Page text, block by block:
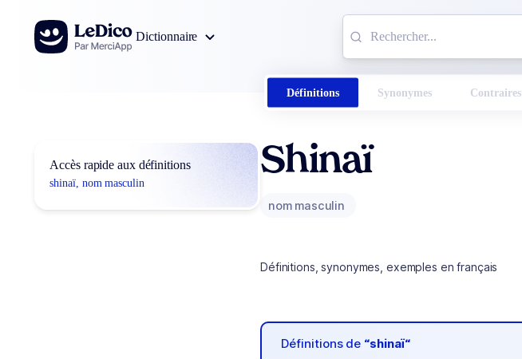
Aller au contenu
Dictionnaire
Définitions Synonymes Contraires
Accès rapide aux définitions
shinaï, nom masculin
Shinaï
nom masculin
Définitions, synonymes, exemples en français
Définitions de “shinaï“